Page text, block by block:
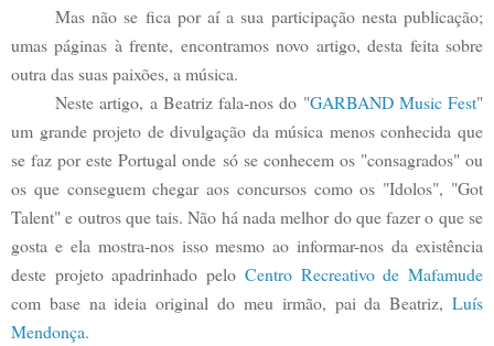
Mas não se fica por aí a sua participação nesta publicação;
umas páginas à frente, encontramos novo artigo, desta feita sobre
outra das suas paixões, a música.
Neste artigo, a Beatriz fala-nos do "GARBAND Music Fest"
um grande projeto de divulgação da música menos conhecida que
se faz por este Portugal onde só se conhecem os "consagrados" ou
os que conseguem chegar aos concursos como os "Idolos", "Got
Talent" e outros que tais. Não há nada melhor do que fazer o que se
gosta e ela mostra-nos isso mesmo ao informar-nos da existência
deste projeto apadrinhado pelo Centro Recreativo de Mafamude
com base na ideia original do meu irmão, pai da Beatriz, Luís
Mendonça.